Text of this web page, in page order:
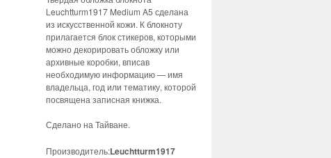
Leuchtturm1917 Medium A5 сделана
из искусственной кожи. К блокноту
прилагается блок стикеров, которыми
можно декорировать обложку или
архивные коробки, вписав
необходимую информацию — имя
владельца, год или тематику, которой
посвящена записная книжка.
Сделано на Тайване.
Производитель:Leuchtturm1917